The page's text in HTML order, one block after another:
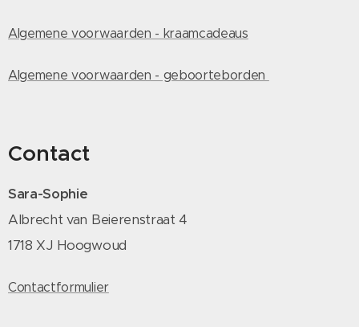
Algemene voorwaarden - kraamcadeaus
Algemene voorwaarden - geboorteborden
Contact
Sara-Sophie
Albrecht van Beierenstraat 4
1718 XJ Hoogwoud
Contactformulier